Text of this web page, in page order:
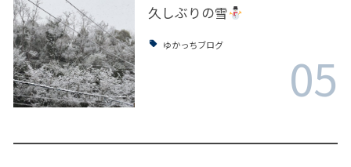
久しぶりの雪
ゆかっちブログ
05